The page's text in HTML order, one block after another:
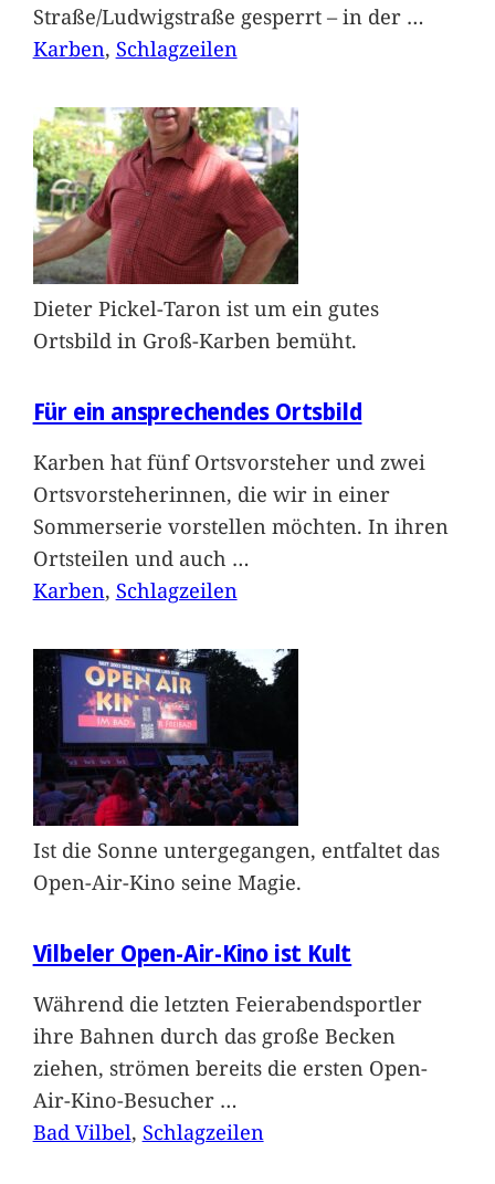
Straße/Ludwigstraße gesperrt – in der …
Karben, Schlagzeilen
Dieter Pickel-Taron ist um ein gutes
Ortsbild in Groß-Karben bemüht.
Für ein ansprechendes Ortsbild
Karben hat fünf Ortsvorsteher und zwei
Ortsvorsteherinnen, die wir in einer
Sommerserie vorstellen möchten. In ihren
Ortsteilen und auch …
Karben, Schlagzeilen
Ist die Sonne untergegangen, entfaltet das
Open-Air-Kino seine Magie.
Vilbeler Open-Air-Kino ist Kult
Während die letzten Feierabendsportler
ihre Bahnen durch das große Becken
ziehen, strömen bereits die ersten Open-
Air-Kino-Besucher …
Bad Vilbel, Schlagzeilen